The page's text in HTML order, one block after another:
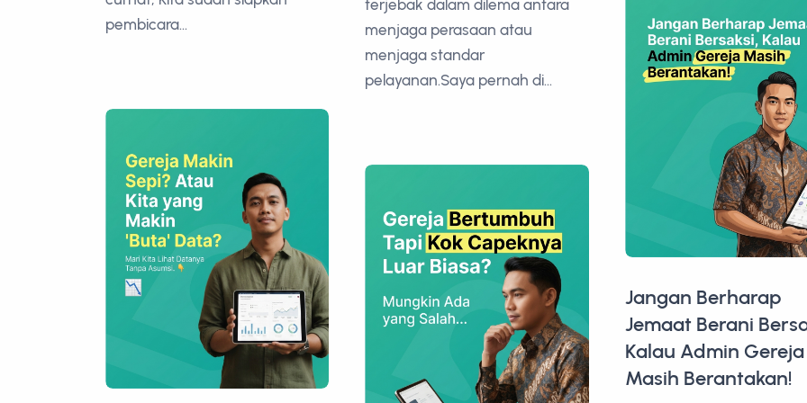
terjebak dalam dilema antara
menjaga perasaan atau
menjaga standar
pelayanan.Saya pernah di...
pembicara...
Jangan Berharap
Jemaat Berani
Kalau Admin Gereja
Masih Berantakan!